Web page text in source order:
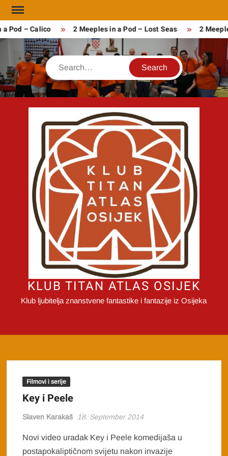
Skip
to
content
Pod – Calico 2 Meeples in a Pod – Lost Seas 2
Search
KLUB TITAN ATLAS OSIJEK
Klub ljubitelja znanstvene fantastike i fantazije iz Osijeka
Filmovi i serije
Key i Peele
Slaven Karakaš 18. September 2014
Novi video uradak Key i Peele komedijaša u
postapokaliptičnom svijetu nakon invazije